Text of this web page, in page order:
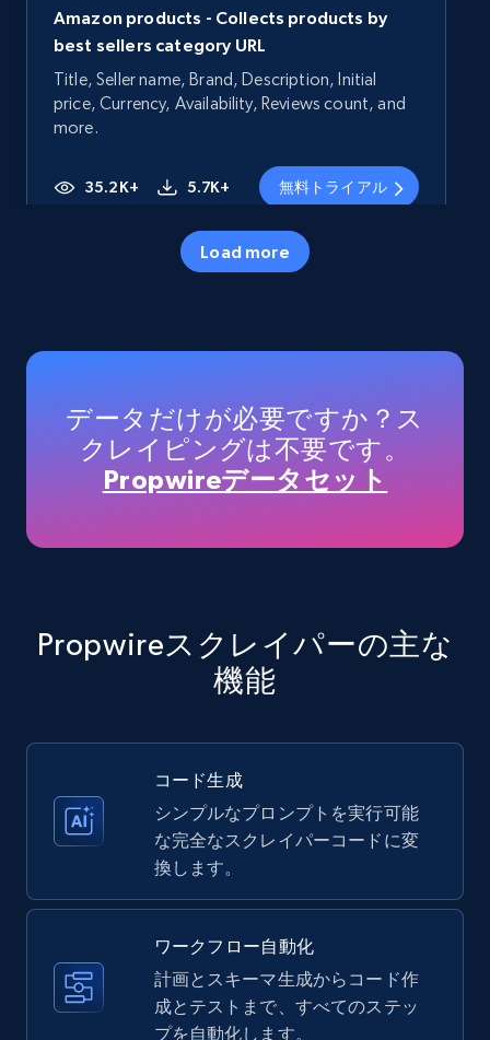
Amazon products - Collects products by
best sellers category URL
Title, Seller name, Brand, Description, Initial
price, Currency, Availability, Reviews count, and
more.
35.2K+ 5.7K+ 無料トライアル
Title, Seller name, Brand, Description, Initial
more.
35.2K+ 5.7K+ 無料トライアル
Title, Seller name, Brand, Description, Initial
price, Currency, Availability, Reviews count, and
35.2K+ 5.7K+ 無料トライアル
Amazon products - find products by using
upc numbers
Title, Seller name, Brand, Description, Initial
35.2K+ 5.7K+ 無料トライアル
Load more
データだけが必要ですか？ス
クレイピングは不要です。
Propwireデータセット
Propwireスクレイパーの主な
機能
コード生成
シンプルなプロンプトを実行可能
な完全なスクレイパーコードに変
換します。
ワークフロー自動化
計画とスキーマ生成からコード作
成とテストまで、すべてのステッ
プを自動化します。